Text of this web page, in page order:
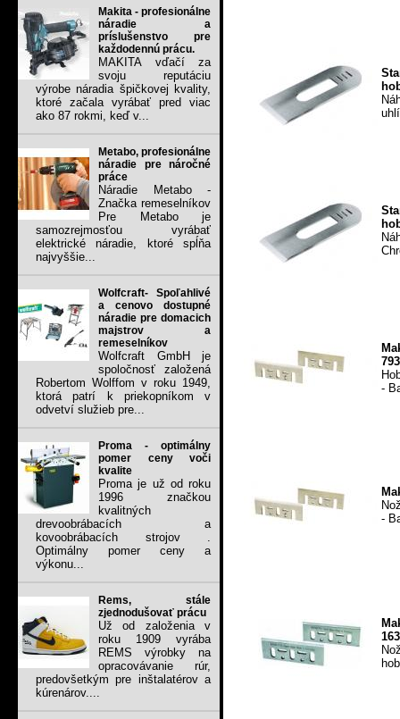
Makita - profesionálne
náradie a
príslušenstvo pre
každodennú prácu.
MAKITA vďačí za
svoju reputáciu
výrobe náradia špičkovej kvality,
ktoré začala vyrábať pred viac
ako 87 rokmi, keď v...
Metabo, profesionálne
náradie pre náročné
práce
Náradie Metabo -
Značka remeselníkov
Pre Metabo je
samozrejmosťou vyrábať
elektrické náradie, ktoré spĺňa
najvyššie...
Wolfcraft- Spoľahlivé
a cenovo dostupné
náradie pre domacich
majstrov a
remeselníkov
Wolfcraft GmbH je
spoločnosť založená
Robertom Wolffom v roku 1949,
ktorá patrí k priekopníkom v
odvetví služieb pre...
Proma - optimálny
pomer ceny voči
kvalite
Proma je už od roku
1996 značkou
kvalitných
drevoobrábacích a
kovoobrábacích strojov .
Optimálny pomer ceny a
výkonu...
Rems, stále
zjednodušovať prácu
Už od založenia v
roku 1909 vyrába
REMS výrobky na
opracovávanie rúr,
predovšetkým pre inštalatérov a
kúrenárov....
-
-